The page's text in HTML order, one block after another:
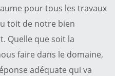
pour tous les travaux
toit de notre bien
Quelle que soit la
faire dans le domaine,
adéquate qui va